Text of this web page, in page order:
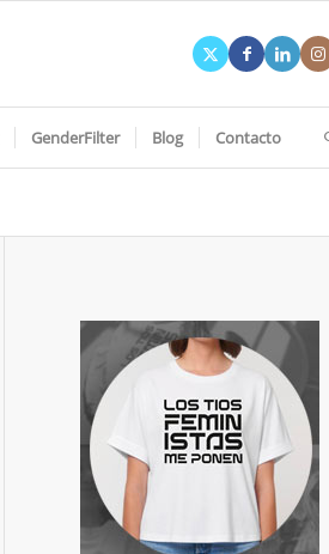
GenderFilter Blog Contacto